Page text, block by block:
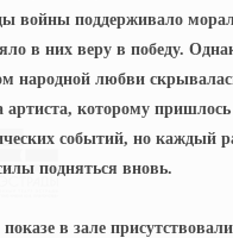
войны поддерживало
в них веру в победу.
народной любви
артиста, которому
событий, но каждый
подняться вновь.
в зале